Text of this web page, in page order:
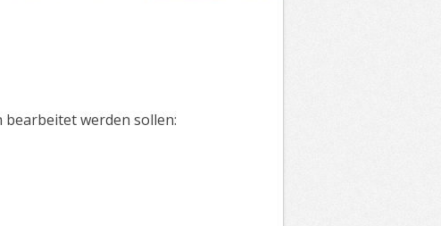
werden sollen: